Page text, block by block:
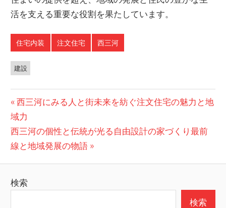
活を支える重要な役割を果たしています。
住宅内装 注文住宅 西三河
建設
投
稿
ナ
ビ
ゲ
前
の
投
稿:
西三河にみる人と街未来を紡ぐ注文住宅の魅力と地
域力
次
の
西三河の個性と伝統が光る自由設計の家づくり最前
線と地域発展の物語
検索
検索